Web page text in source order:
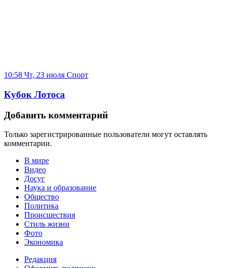
10:58 Чт, 23 июля Спорт
Кубок Лотоса
Добавить комментарий
Только зарегистрированные пользователи могут оставлять
комментарии.
В мире
Видео
Досуг
Наука и образование
Общество
Политика
Происшествия
Стиль жизни
Фото
Экономика
Редакция